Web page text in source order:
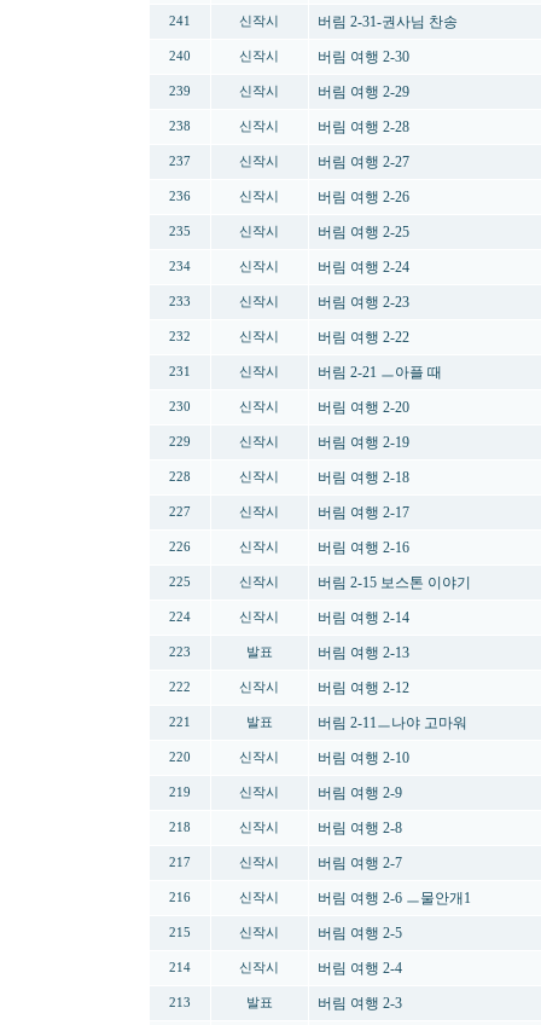
241 신작시 버림 2-31-권사님 찬송
240 신작시 버림 여행 2-30
239 신작시 버림 여행 2-29
238 신작시 버림 여행 2-28
237 신작시 버림 여행 2-27
236 신작시 버림 여행 2-26
235 신작시 버림 여행 2-25
234 신작시 버림 여행 2-24
233 신작시 버림 여행 2-23
232 신작시 버림 여행 2-22
231 신작시 버림 2-21 ㅡ아플 때
230 신작시 버림 여행 2-20
229 신작시 버림 여행 2-19
228 신작시 버림 여행 2-18
227 신작시 버림 여행 2-17
226 신작시 버림 여행 2-16
225 신작시 버림 2-15 보스톤 이야기
224 신작시 버림 여행 2-14
223 발표 버림 여행 2-13
222 신작시 버림 여행 2-12
221 발표 버림 2-11ㅡ나야 고마워
220 신작시 버림 여행 2-10
219 신작시 버림 여행 2-9
218 신작시 버림 여행 2-8
217 신작시 버림 여행 2-7
216 신작시 버림 여행 2-6 ㅡ물안개1
215 신작시 버림 여행 2-5
214 신작시 버림 여행 2-4
213 발표 버림 여행 2-3